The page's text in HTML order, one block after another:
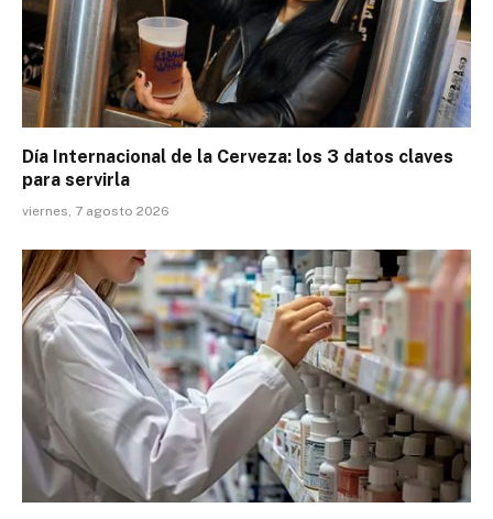
Día Internacional de la Cerveza: los 3 datos claves
para servirla
viernes, 7 agosto 2026